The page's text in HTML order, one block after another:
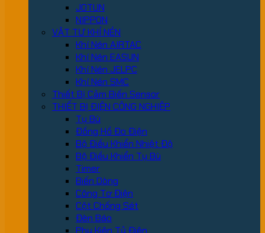
JOTUN
NIPPON
VẬT TƯ KHÍ NÉN
Khí Nén AIRTAC
Khí Nén EASUN
Khí Nén JELPC
Khí Nén SMC
Thiết Bị Cảm Biến Sensor
THIẾT BỊ ĐIỆN CÔNG NGHIỆP
Tụ Bù
Đồng Hồ Đo Điện
Bộ Điều Khiển Nhiệt Độ
Bộ Điều Khiển Tụ Bù
Timer
Biến Dòng
Công Tơ Điện
Cột Chống Sét
Đèn Báo
Phụ Kiện Tủ Điện